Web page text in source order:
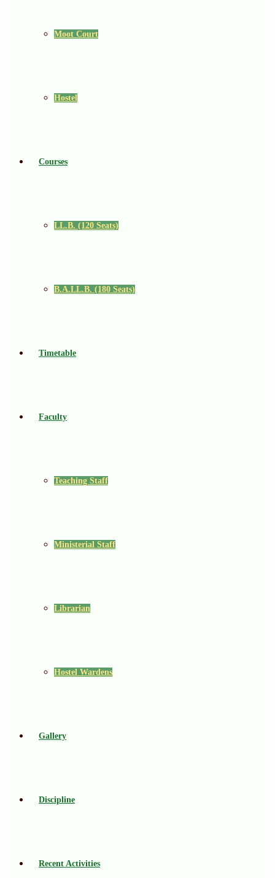
Moot Court
Hostel
Courses
LL.B. (120 Seats)
B.A.LL.B. (180 Seats)
Timetable
Faculty
Teaching Staff
Ministerial Staff
Librarian
Hostel Wardens
Gallery
Discipline
Recent Activities